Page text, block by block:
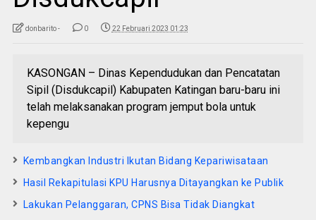
donbarito - 0 22 Februari 2023 01:23
KASONGAN – Dinas Kependudukan dan Pencatatan
Sipil (Disdukcapil) Kabupaten Katingan baru-baru ini
telah melaksanakan program jemput bola untuk
kepengu
Kembangkan Industri Ikutan Bidang Kepariwisataan
Hasil Rekapitulasi KPU Harusnya Ditayangkan ke Publik
Lakukan Pelanggaran, CPNS Bisa Tidak Diangkat